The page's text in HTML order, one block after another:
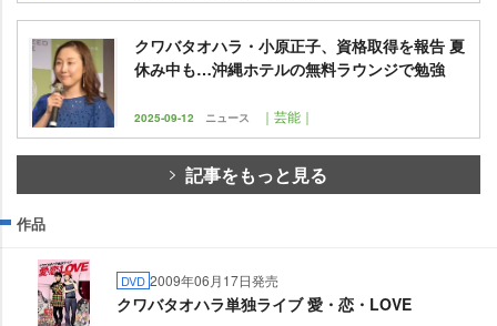
クワバタオハラ・小原正子、資格取得を報告 夏
休み中も…沖縄ホテルの無料ラウンジで勉強
2025-09-12 ニュース ｜芸能｜
記事をもっと見る
作品
DVD 2009年06月17日発売
クワバタオハラ単独ライブ 愛・恋・LOVE